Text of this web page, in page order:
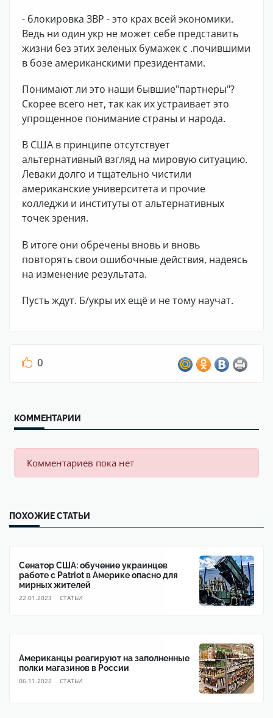
- блокировка ЗВР - это крах всей экономики.
Ведь ни один укр не может себе представить
жизни без этих зеленых бумажек с .почившими
в бозе американскими президентами.
Понимают ли это наши бывшие"партнеры"?
Скорее всего нет, так как их устраивает это
упрощенное понимание страны и народа.
В США в принципе отсутствует
альтернативный взгляд на мировую ситуацию.
Леваки долго и тщательно чистили
американские университета и прочие
колледжи и институты от альтернативных
точек зрения.
В итоге они обречены вновь и вновь
повторять свои ошибочные действия, надеясь
на изменение результата.
Пусть ждут. Б/укры их ещё и не тому научат.
0
КОММЕНТАРИИ
Комментариев пока нет
ПОХОЖИЕ СТАТЬИ
Сенатор США: обучение украинцев
работе с Patriot в Америке опасно для
мирных жителей
22.01.2023 CТАТЬИ
Американцы реагируют на заполненные
полки магазинов в России
06.11.2022 CТАТЬИ